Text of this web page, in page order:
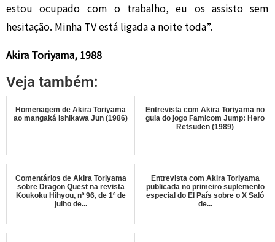
estou ocupado com o trabalho, eu os assisto sem
hesitação. Minha TV está ligada a noite toda”.
Akira Toriyama, 1988
Veja também:
Homenagem de Akira Toriyama
ao mangaká Ishikawa Jun (1986)
Entrevista com Akira Toriyama no
guia do jogo Famicom Jump: Hero
Retsuden (1989)
Comentários de Akira Toriyama
sobre Dragon Quest na revista
Koukoku Hihyou, nº 96, de 1º de
julho de...
Entrevista com Akira Toriyama
publicada no primeiro suplemento
especial do El País sobre o X Saló
de...